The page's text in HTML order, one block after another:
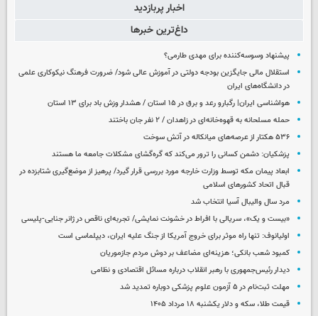
اخبار پربازدید
داغ‌ترین خبرها
پیشنهاد وسوسه‌کننده برای مهدی طارمی؟
استقلال مالی جایگزین بودجه دولتی در آموزش عالی شود/ ضرورت فرهنگ نیکوکاری علمی
در دانشگاه‌های ایران
هواشناسی ایران| رگبارو رعد و برق در ۱۵ استان / هشدار وزش باد برای ۱۳ استان‌
حمله مسلحانه به قهوه‌خانه‌ای در زاهدان / ۲ نفر جان باختند
۵۳۶ هکتار از عرصه‌های میانکاله در آتش سوخت
پزشکیان: دشمن کسانی را ترور می‌کند که گره‌گشای مشکلات جامعه ما هستند
ابعاد پیمان مکه توسط وزارت خارجه مورد بررسی قرار گیرد/ پرهیز از موضع‌گیری شتابزده در
قبال اتحاد کشورهای اسلامی
مرد سال والیبال آسیا انتخاب شد
«بیست و یک»، سریالی با افراط در خشونت نمایشی/ تجربه‌ای ناقص در ژانر جنایی-پلیسی
اولیانوف: تنها راه موثر برای خروج آمریکا از جنگ علیه ایران، دیپلماسی است
کمبود شعب بانکی؛ هزینه‌ای مضاعف بر دوش مردم جازموریان
دیدار رئیس‌جمهوری با رهبر انقلاب درباره مسائل اقتصادی و نظامی
مهلت ثبت‌نام در ۵ آزمون علوم پزشکی دوباره تمدید شد
قیمت طلا، سکه و دلار یکشنبه ۱۸ مرداد ۱۴۰۵